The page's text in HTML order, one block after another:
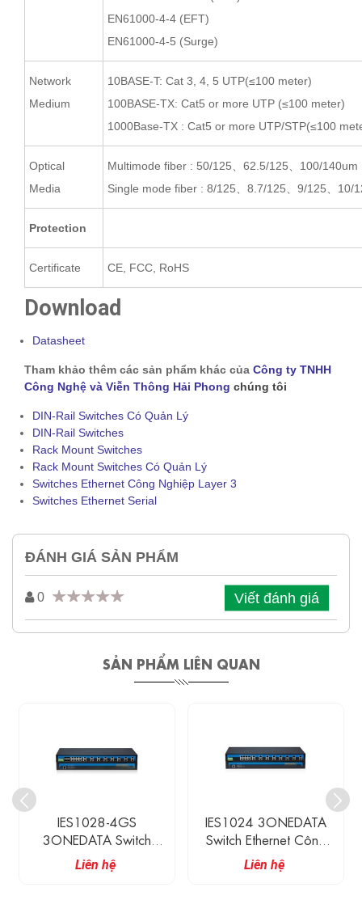
EN61000-4-4 (EFT)
EN61000-4-5 (Surge)
Network
Medium
10BASE-T: Cat 3, 4, 5 UTP(≤100 meter)
100BASE-TX: Cat5 or more UTP (≤100 meter)
1000Base-TX : Cat5 or more UTP/STP(≤100
Optical
Media
Multimode fiber : 50/125、62.5/125、100/140um
Single mode fiber : 8/125、8.7/125、9/125、10/
Protection
Certificate CE, FCC, RoHS
Download
Datasheet
Tham khảo thêm các sản phẩm khác của Công ty TNHH
Công Nghệ và Viễn Thông Hải Phong chúng tôi
DIN-Rail Switches Có Quản Lý
DIN-Rail Switches
Rack Mount Switches
Rack Mount Switches Có Quản Lý
Switches Ethernet Công Nghiệp Layer 3
Switches Ethernet Serial
ĐÁNH GIÁ SẢN PHẨM
0 Viết đánh giá
SẢN PHẨM LIÊN QUAN
IES1028-4GS
3ONEDATA Switch
Ethernet Công Nghiệp
Không Quản Lí 24 Cổng
Liên hệ
IES1024 3ONEDATA
Switch Ethernet Công
Nghiệp Không Quản Lí
24 Cổng Ethernet
Liên hệ